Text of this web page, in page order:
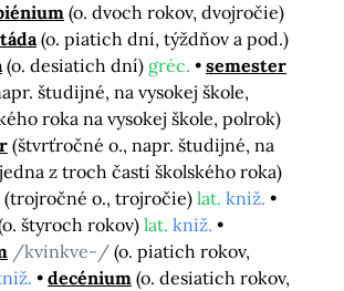
(o. dvoch rokov, dvojročie)
(o. piatich dní, týždňov a pod.)
(o. desiatich dní) gréc.
semester
študijné, na vysokej škole,
roka na vysokej škole, polrok)
(štvrťročné o., napr. študijné, na
z troch častí školského roka)
(trojročné o., trojročie) lat. kniž.
štyroch rokov) lat. kniž.
/kvinkve-/ (o. piatich rokov,
decénium (o. desiatich rokov,